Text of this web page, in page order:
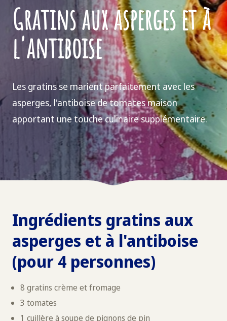
Gratins aux asperges et à
l'antiboise
Les gratins se marient parfaitement avec les
asperges, l'antiboise de tomates maison
apportant une touche culinaire supplémentaire.
Ingrédients gratins aux
asperges et à l'antiboise
(pour 4 personnes)
8 gratins crème et fromage
3 tomates
1 cuillère à soupe de pignons de pin